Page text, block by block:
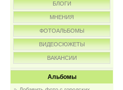
БЛОГИ
МНЕНИЯ
ФОТОАЛЬБОМЫ
ВИДЕОСЮЖЕТЫ
ВАКАНСИИ
Альбомы